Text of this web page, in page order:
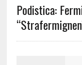
Podistica: